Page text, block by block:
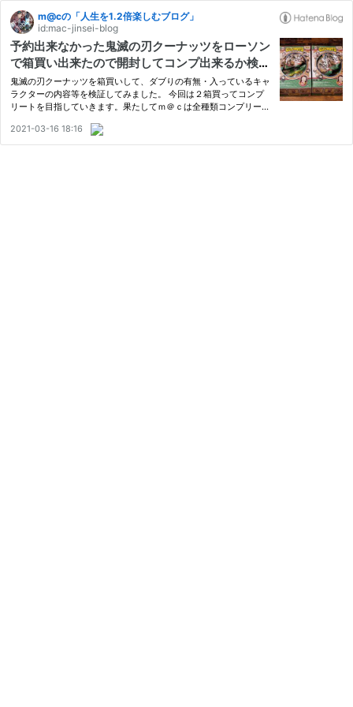
m@cの「人生を1.2倍楽しむブログ」
id:mac-jinsei-blog
予約出来なかった鬼滅の刃クーナッツをローソン
で箱買い出来たので開封してコンプ出来るか検証
してみた。
鬼滅の刃クーナッツを箱買いして、ダブりの有無・入っているキャ
ラクターの内容等を検証してみました。 今回は２箱買ってコンプ
リートを目指していきます。果たしてｍ＠ｃは全種類コンプリート
2021-03-16 18:16